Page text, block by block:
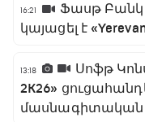
16:21
Ֆասթ
կայացել է
13:18
Սոֆթ
2K26»
մասնագիտական